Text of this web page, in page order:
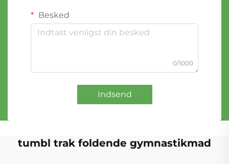
Besked
0/1000
Indsend
tumbl trak foldende gymnastikmad